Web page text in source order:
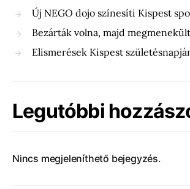
Új NEGO dojo színesíti Kispest
Bezárták volna, majd
Elismerések Kispest
Legutóbbi
Nincs megjeleníthető bejegyzés.